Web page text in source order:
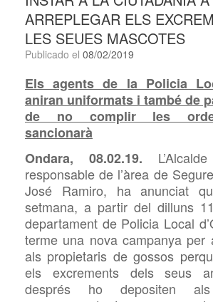
ARREPLEGAR ELS
LES SEUES MASCOTES
Publicado el 08/02/2019
Els agents de la Policia
aniran uniformats i també de
de no complir les
sancionarà
Ondara, 08.02.19. L’Alcalde
responsable de l’àrea de
José Ramiro, ha anunciat
setmana, a partir del dilluns
departament de Policia Local
terme una nova campanya per
als propietaris de gossos
els excrements dels seus
després ho depositen als